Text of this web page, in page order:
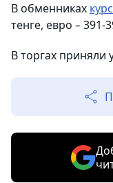
В обменниках
тенге, евро – 391-
В торгах приняли